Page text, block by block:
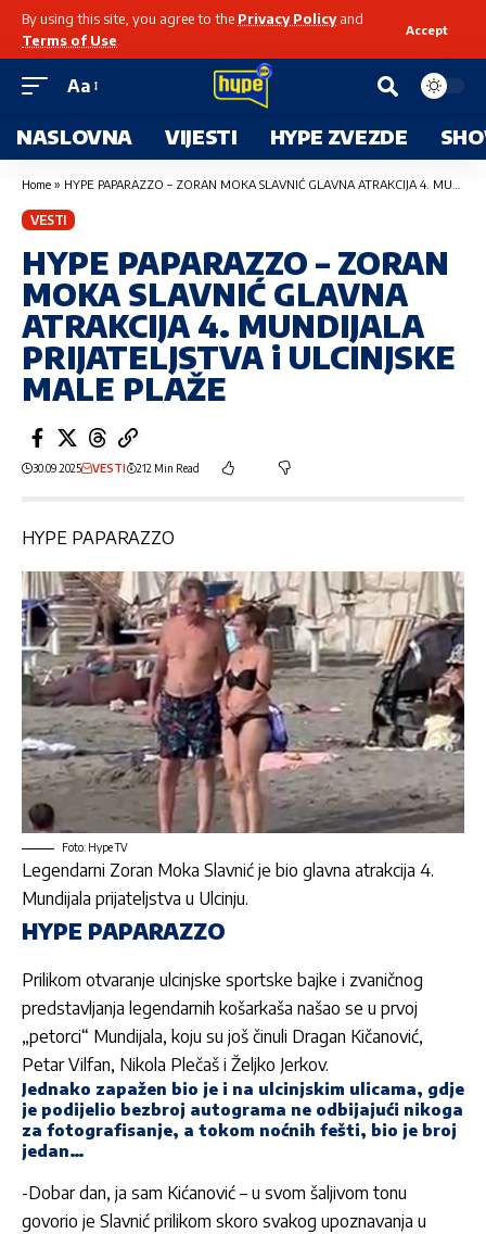
By using this site, you agree to the Privacy Policyand
Terms of Use
Accept
Aa
NASLOVNA VIJESTI HYPE ZVEZDE
Home » HYPE PAPARAZZO – ZORAN MOKA SLAVNIĆ GLAVNA ATRAKCIJA 4. MUNDIJALA PRIJATELJSTVA i ULCINJSKE MALE PLAŽE
VESTI
HYPE PAPARAZZO – ZORAN
MOKA SLAVNIĆ GLAVNA
ATRAKCIJA 4. MUNDIJALA
PRIJATELJSTVA i ULCINJSKE
MALE PLAŽE
30.09.2025 VESTI 212 Min Read
HYPE PAPARAZZO
Foto: Hype TV
Legendarni Zoran Moka Slavnić je bio glavna atrakcija 4.
Mundijala prijateljstva u Ulcinju.
HYPE PAPARAZZO
Prilikom otvaranje ulcinjske sportske bajke i zvaničnog
predstavljanja legendarnih košarkaša našao se u prvoj
„petorci“ Mundijala, koju su još činuli Dragan Kičanović,
Petar Vilfan, Nikola Plečaš i Željko Jerkov.
Jednako zapažen bio je i na ulcinjskim ulicama, gdje
je podijelio bezbroj autograma ne odbijajući nikoga
za fotografisanje, a tokom noćnih fešti, bio je broj
jedan…
-Dobar dan, ja sam Kićanović – u svom šaljivom tonu
govorio je Slavnić prilikom skoro svakog upoznavanja u